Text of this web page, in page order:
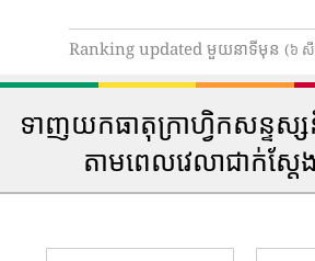
Ranking updated មួយនាទីមុន (៦
ទាញយកធាតុក្រាហ្វិកសន្ទ
តាមពេលវេលាជាក់ស្ត